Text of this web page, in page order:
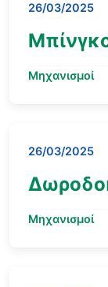
26/03/2025
Μηχανισμοί
26/03/2025
Μηχανισμοί